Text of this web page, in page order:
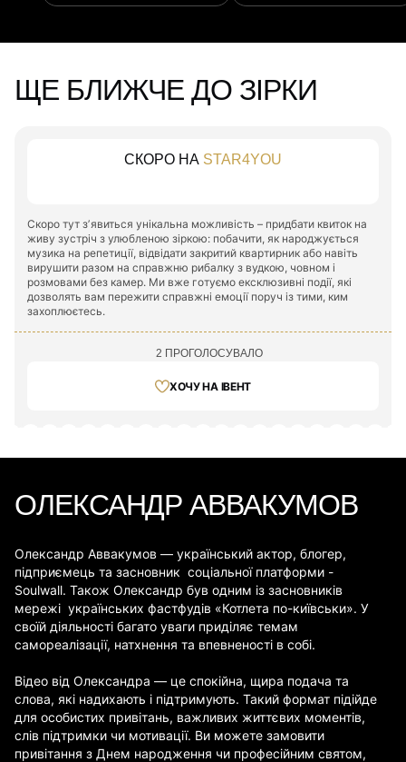
ЩЕ БЛИЖЧЕ ДО ЗІРКИ
СКОРО НА STAR4YOU
Скоро тут зʼявиться унікальна можливість – придбати квиток на
живу зустріч з улюбленою зіркою: побачити, як народжується
музика на репетиції, відвідати закритий квартирник або навіть
вирушити разом на справжню рибалку з вудкою, човном і
розмовами без камер. Ми вже готуємо ексклюзивні події, які
дозволять вам пережити справжні емоції поруч із тими, ким
захоплюєтесь.
2 ПРОГОЛОСУВАЛО
ХОЧУ НА ІВЕНТ
ОЛЕКСАНДР АВВАКУМОВ
Олександр Аввакумов — український актор, блогер,
підприємець та засновник соціальної платформи -
Soulwall. Також Олександр був одним із засновників
мережі українських фастфудів «Котлета по-київськи». У
своїй діяльності багато уваги приділяє темам
самореалізації, натхнення та впевненості в собі.
Відео від Олександра — це спокійна, щира подача та
слова, які надихають і підтримують. Такий формат підійде
для особистих привітань, важливих життєвих моментів,
слів підтримки чи мотивації. Ви можете замовити
привітання з Днем народження чи професійним святом,